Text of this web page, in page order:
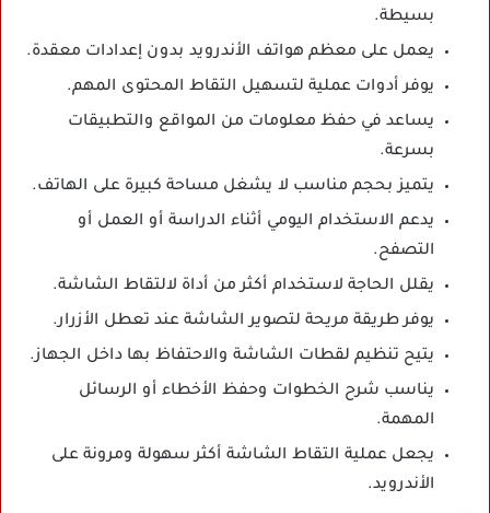
بسيطة.
يعمل على معظم هواتف الأندرويد بدون إعدادات معقدة.
يوفر أدوات عملية لتسهيل التقاط المحتوى المهم.
يساعد في حفظ معلومات من المواقع والتطبيقات
بسرعة.
يتميز بحجم مناسب لا يشغل مساحة كبيرة على الهاتف.
يدعم الاستخدام اليومي أثناء الدراسة أو العمل أو
التصفح.
يقلل الحاجة لاستخدام أكثر من أداة لالتقاط الشاشة.
يوفر طريقة مريحة لتصوير الشاشة عند تعطل الأزرار.
يتيح تنظيم لقطات الشاشة والاحتفاظ بها داخل الجهاز.
يناسب شرح الخطوات وحفظ الأخطاء أو الرسائل
المهمة.
يجعل عملية التقاط الشاشة أكثر سهولة ومرونة على
الأندرويد.